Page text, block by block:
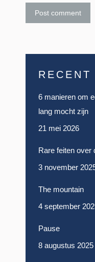
Post comment
RECENT
6 manieren om
lang mocht zijn
21 mei 2026
Rare feiten over
3 november
The mountain
4 september
Pause
8 augustus 2025